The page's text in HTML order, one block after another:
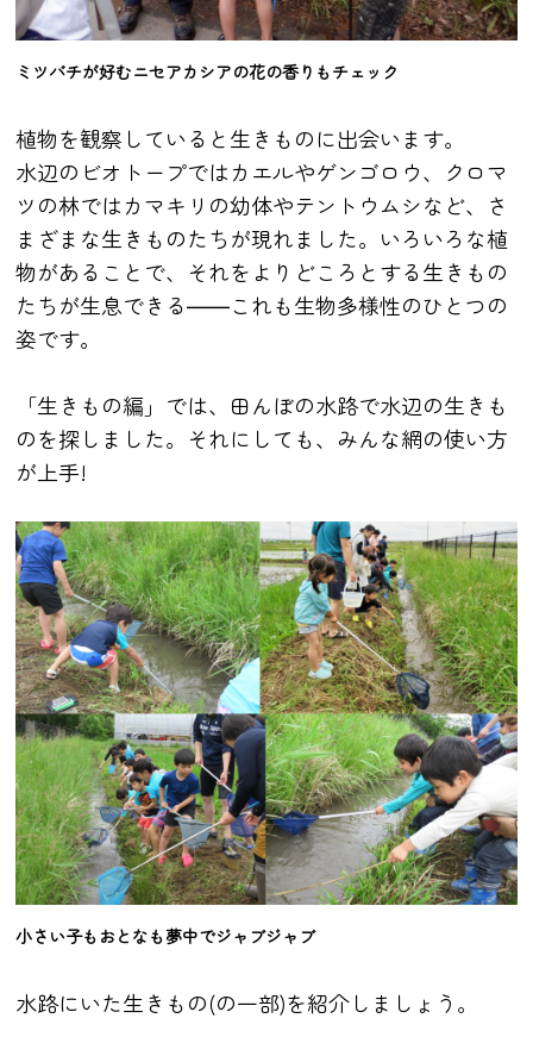
ミツバチが好むニセアカシアの花の香りもチェック
植物を観察していると生きものに出会います。
水辺のビオトープではカエルやゲンゴロウ、クロマ
ツの林ではカマキリの幼体やテントウムシなど、さ
まざまな生きものたちが現れました。いろいろな植
物があることで、それをよりどころとする生きもの
たちが生息できる――これも生物多様性のひとつの
姿です。
「生きもの編」では、田んぼの水路で水辺の生きも
のを探しました。それにしても、みんな網の使い方
が上手!
小さい子もおとなも夢中でジャブジャブ
水路にいた生きもの(の一部)を紹介しましょう。